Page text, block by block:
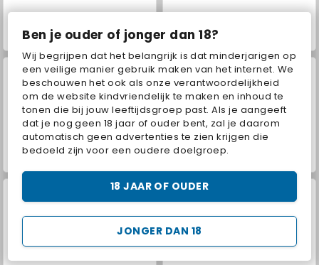
Ben je ouder of jonger dan 18?
Wij begrijpen dat het belangrijk is dat minderjarigen op
een veilige manier gebruik maken van het internet. We
beschouwen het ook als onze verantwoordelijkheid
om de website kindvriendelijk te maken en inhoud te
tonen die bij jouw leeftijdsgroep past. Als je aangeeft
dat je nog geen 18 jaar of ouder bent, zal je daarom
automatisch geen advertenties te zien krijgen die
bedoeld zijn voor een oudere doelgroep.
JONGER DAN 18
18 JAAR OF OUDER
VegaMix Da Vinci Puzzles Hidden Object: Street of Secrets
ASMR Makeover & Makeup Studio World War 2 Shooter